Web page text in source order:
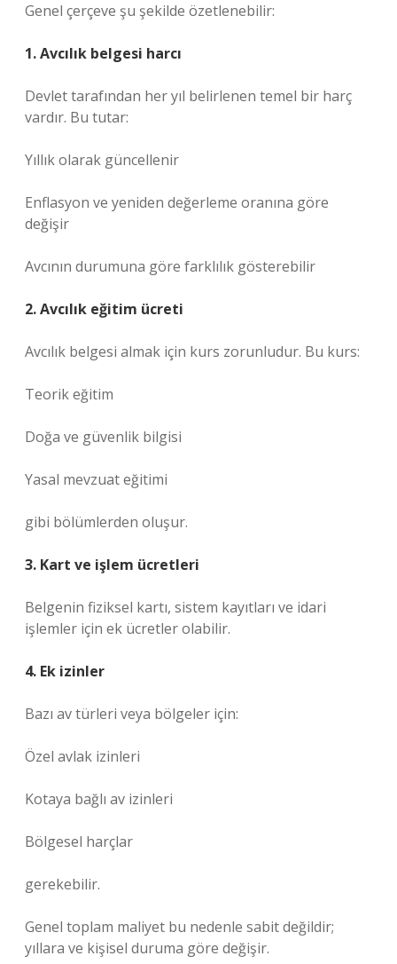
Genel çerçeve şu şekilde özetlenebilir:
1. Avcılık belgesi harcı
Devlet tarafından her yıl belirlenen temel bir harç
vardır. Bu tutar:
Yıllık olarak güncellenir
Enflasyon ve yeniden değerleme oranına göre
değişir
Avcının durumuna göre farklılık gösterebilir
2. Avcılık eğitim ücreti
Avcılık belgesi almak için kurs zorunludur. Bu kurs:
Teorik eğitim
Doğa ve güvenlik bilgisi
Yasal mevzuat eğitimi
gibi bölümlerden oluşur.
3. Kart ve işlem ücretleri
Belgenin fiziksel kartı, sistem kayıtları ve idari
işlemler için ek ücretler olabilir.
4. Ek izinler
Bazı av türleri veya bölgeler için:
Özel avlak izinleri
Kotaya bağlı av izinleri
Bölgesel harçlar
gerekebilir.
Genel toplam maliyet bu nedenle sabit değildir;
yıllara ve kişisel duruma göre değişir.